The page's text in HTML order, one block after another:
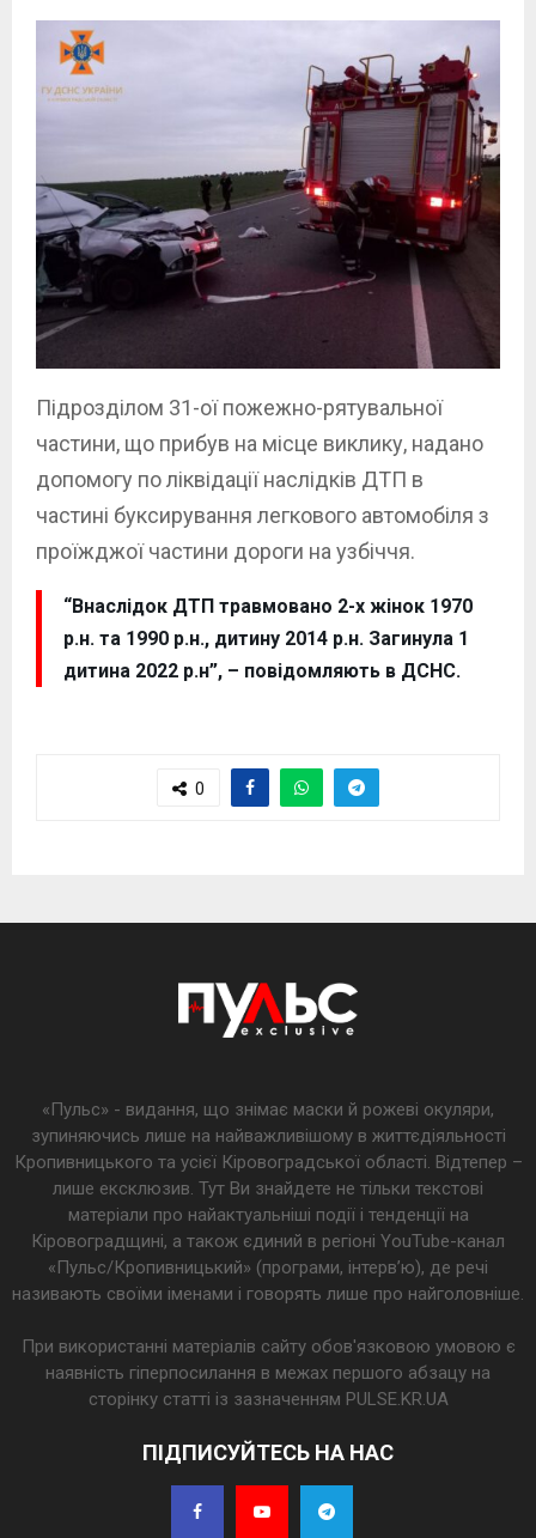
Підрозділом 31-ої пожежно-рятувальної
частини, що прибув на місце виклику, надано
допомогу по ліквідації наслідків ДТП в
частині буксирування легкового автомобіля з
проїжджої частини дороги на узбіччя.
“Внаслідок ДТП травмовано 2-х жінок 1970
р.н. та 1990 р.н., дитину 2014 р.н. Загинула 1
дитина 2022 р.н”, – повідомляють в ДСНС.
0
«Пульс» - видання, що знімає маски й рожеві окуляри,
зупиняючись лише на найважливішому в життєдіяльності
Кропивницького та усієї Кіровоградської області. Відтепер –
лише ексклюзив. Тут Ви знайдете не тільки текстові
матеріали про найактуальніші події і тенденції на
Кіровоградщині, а також єдиний в регіоні YouTube-канал
«Пульс/Кропивницький» (програми, інтерв’ю), де речі
називають своїми іменами і говорять лише про найголовніше.
При використанні матеріалів сайту обов'язковою умовою є
наявність гіперпосилання в межах першого абзацу на
сторінку статті із зазначенням PULSE.KR.UA
ПІДПИСУЙТЕСЬ НА НАС